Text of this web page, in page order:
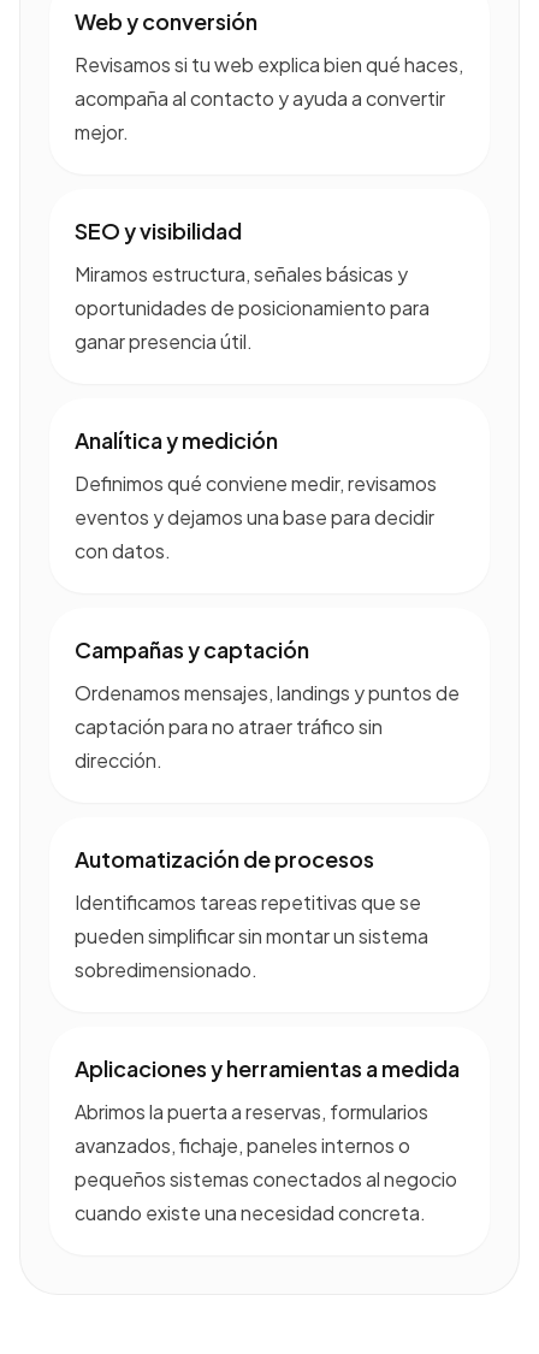
Web y conversión
Revisamos si tu web explica bien qué haces,
acompaña al contacto y ayuda a convertir
mejor.
SEO y visibilidad
Miramos estructura, señales básicas y
oportunidades de posicionamiento para
ganar presencia útil.
Analítica y medición
Definimos qué conviene medir, revisamos
eventos y dejamos una base para decidir
con datos.
Campañas y captación
Ordenamos mensajes, landings y puntos de
captación para no atraer tráfico sin
dirección.
Automatización de procesos
Identificamos tareas repetitivas que se
pueden simplificar sin montar un sistema
sobredimensionado.
Aplicaciones y herramientas a medida
Abrimos la puerta a reservas, formularios
avanzados, fichaje, paneles internos o
pequeños sistemas conectados al negocio
cuando existe una necesidad concreta.